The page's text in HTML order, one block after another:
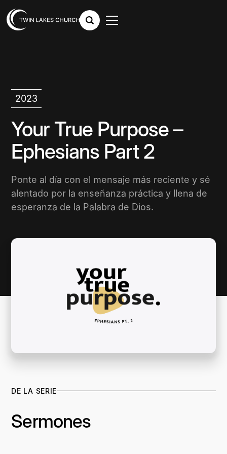
2023
Your True Purpose –
Ephesians Part 2
Ponte al día con el mensaje más reciente y sé
alentado por la enseñanza práctica y llena de
esperanza de la Palabra de Dios.
DE LA SERIE
Sermones